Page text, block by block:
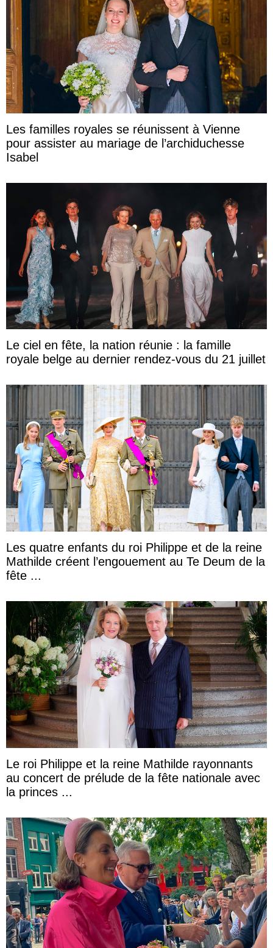
Les familles royales se réunissent à Vienne
pour assister au mariage de l’archiduchesse
Isabel
Le ciel en fête, la nation réunie : la famille
royale belge au dernier rendez-vous du 21 juillet
Les quatre enfants du roi Philippe et de la reine
Mathilde créent l’engouement au Te Deum de la
fête ...
Le roi Philippe et la reine Mathilde rayonnants
au concert de prélude de la fête nationale avec
la princes ...